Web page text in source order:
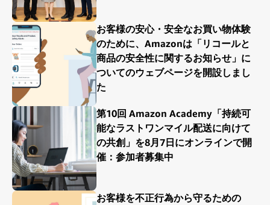
お客様の安心・安全なお買い物体験
のために、Amazonは「リコールと
商品の安全性に関するお知らせ」に
ついてのウェブページを開設しまし
た
第10回 Amazon Academy「持続可
能なラストワンマイル配送に向けて
の共創」を8月7日にオンラインで開
催：参加者募集中
お客様を不正行為から守るための